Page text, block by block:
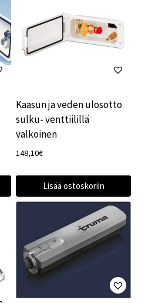
Kaasun ja veden ulosotto
sulku- venttiilillä
valkoinen
148,10€
Lisää ostoskoriin